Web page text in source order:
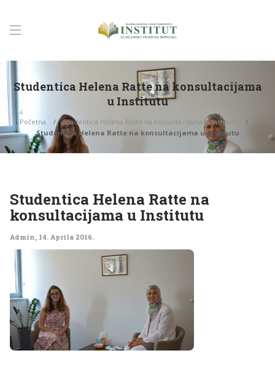
Studentica Helena Ratte na konsultacijama
u Institutu
Početna
Studentica Helena Ratte na konsultacijama u Institutu
Studentica Helena Ratte na konsultacijama u Institutu
Studentica Helena Ratte na
konsultacijama u Institutu
Admin, 14. Aprila 2016.